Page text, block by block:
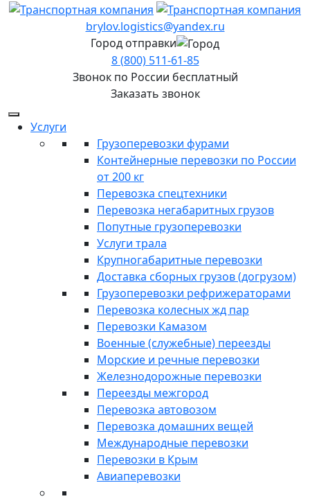
brylov.logistics@yandex.ru
Город отправки
8 (800) 511-61-85
Звонок по России бесплатный
Заказать звонок
Услуги
Грузоперевозки фурами
Контейнерные перевозки по России
от 200 кг
Перевозка спецтехники
Перевозка негабаритных грузов
Попутные грузоперевозки
Услуги трала
Крупногабаритные перевозки
Доставка сборных грузов (догрузом)
Грузоперевозки рефрижераторами
Перевозка колесных жд пар
Перевозки Камазом
Военные (служебные) переезды
Морские и речные перевозки
Железнодорожные перевозки
Переезды межгород
Перевозка автовозом
Перевозка домашних вещей
Международные перевозки
Перевозки в Крым
Авиаперевозки